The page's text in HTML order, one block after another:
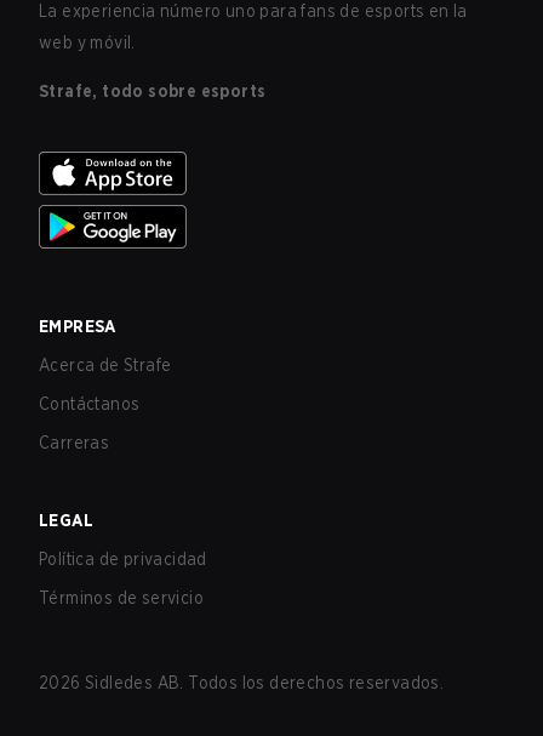
La experiencia número uno para fans de esports en la
web y móvil.
Strafe, todo sobre esports
EMPRESA
Acerca de Strafe
Contáctanos
Carreras
LEGAL
Política de privacidad
Términos de servicio
2026 Sidledes AB. Todos los derechos reservados.